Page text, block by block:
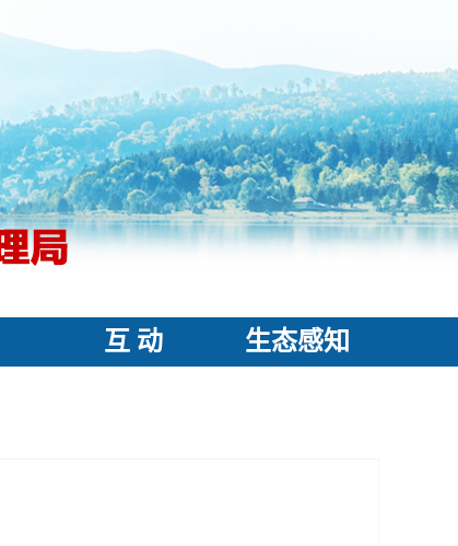
互 动 生态感知